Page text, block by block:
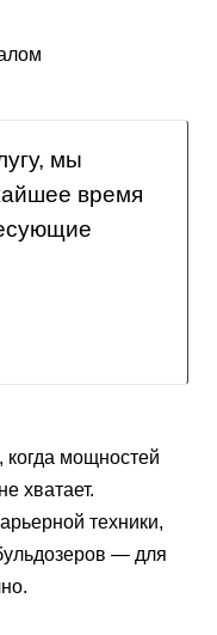
мы
время
когда мощностей
хватает.
техники,
— для